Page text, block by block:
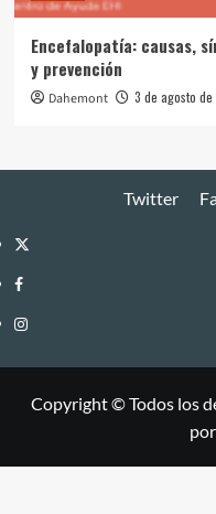
Encefalopatía: causas,
y prevención
Dahemont 3 de agosto
Twitter
Twitter
Facebook
Instagram
Copyright © Todos los